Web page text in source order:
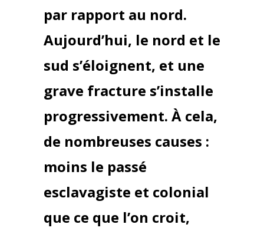
par rapport au nord.
Aujourd’hui, le nord et le
sud s’éloignent, et une
grave fracture s’installe
progressivement. À cela,
de nombreuses causes :
moins le passé
esclavagiste et colonial
que ce que l’on croit,